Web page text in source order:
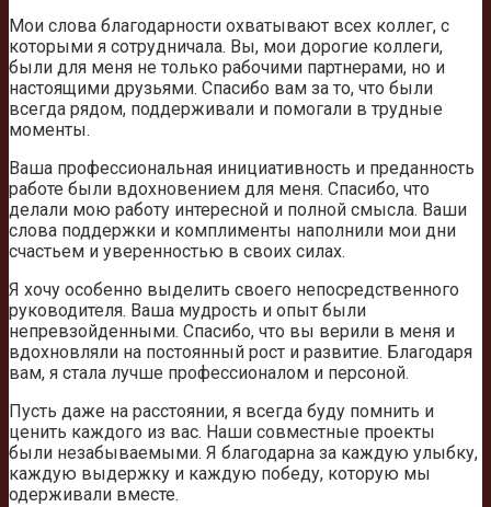
Мои слова благодарности охватывают всех коллег, с
которыми я сотрудничала. Вы, мои дорогие коллеги,
были для меня не только рабочими партнерами, но и
настоящими друзьями. Спасибо вам за то, что были
всегда рядом, поддерживали и помогали в трудные
моменты.
Ваша профессиональная инициативность и преданность
работе были вдохновением для меня. Спасибо, что
делали мою работу интересной и полной смысла. Ваши
слова поддержки и комплименты наполнили мои дни
счастьем и уверенностью в своих силах.
Я хочу особенно выделить своего непосредственного
руководителя. Ваша мудрость и опыт были
непревзойденными. Спасибо, что вы верили в меня и
вдохновляли на постоянный рост и развитие. Благодаря
вам, я стала лучше профессионалом и персоной.
Пусть даже на расстоянии, я всегда буду помнить и
ценить каждого из вас. Наши совместные проекты
были незабываемыми. Я благодарна за каждую улыбку,
каждую выдержку и каждую победу, которую мы
одерживали вместе.